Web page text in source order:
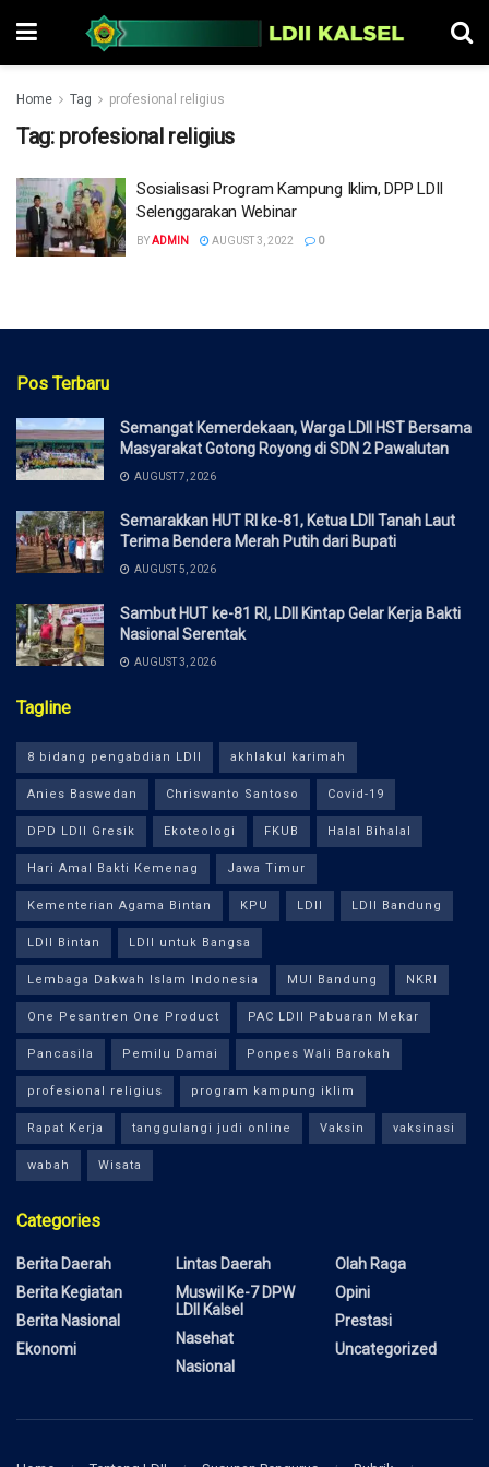
Home Tag profesional religius
Tag: profesional religius
Sosialisasi Program Kampung Iklim, DPP LDII
Selenggarakan Webinar
BYADMIN AUGUST 3, 2022 0
Pos Terbaru
Semangat Kemerdekaan, Warga LDII HST Bersama
Masyarakat Gotong Royong di SDN 2 Pawalutan
AUGUST 7, 2026
Semarakkan HUT RI ke-81, Ketua LDII Tanah Laut
Terima Bendera Merah Putih dari Bupati
AUGUST 5, 2026
Sambut HUT ke-81 RI, LDII Kintap Gelar Kerja Bakti
Nasional Serentak
AUGUST 3, 2026
Tagline
8 bidang pengabdian LDII akhlakul karimah
Anies Baswedan Chriswanto Santoso Covid-19
DPD LDII Gresik Ekoteologi FKUB Halal Bihalal
Hari Amal Bakti Kemenag Jawa Timur
Kementerian Agama Bintan KPU LDII LDII Bandung
LDII Bintan LDII untuk Bangsa
Lembaga Dakwah Islam Indonesia MUI Bandung NKRI
One Pesantren One Product PAC LDII Pabuaran Mekar
Pancasila Pemilu Damai Ponpes Wali Barokah
profesional religius program kampung iklim
Rapat Kerja tanggulangi judi online Vaksin vaksinasi
wabah Wisata
Categories
Berita Daerah
Berita Kegiatan
Berita Nasional
Ekonomi
Lintas Daerah
Muswil Ke-7 DPW
LDII Kalsel
Nasehat
Nasional
Olah Raga
Opini
Prestasi
Uncategorized